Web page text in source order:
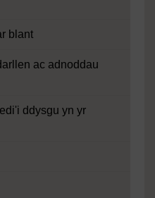
blant
ac adnoddau
ddysgu yn yr